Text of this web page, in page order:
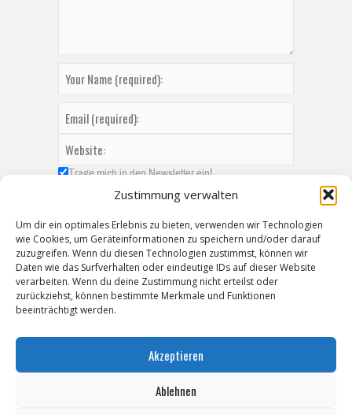
Zustimmung verwalten
Um dir ein optimales Erlebnis zu bieten, verwenden wir Technologien
wie Cookies, um Geräteinformationen zu speichern und/oder darauf
zuzugreifen. Wenn du diesen Technologien zustimmst, können wir
Daten wie das Surfverhalten oder eindeutige IDs auf dieser Website
verarbeiten. Wenn du deine Zustimmung nicht erteilst oder
zurückziehst, können bestimmte Merkmale und Funktionen
beeinträchtigt werden.
Akzeptieren
Ablehnen
Trage mich in den Newsletter ein!